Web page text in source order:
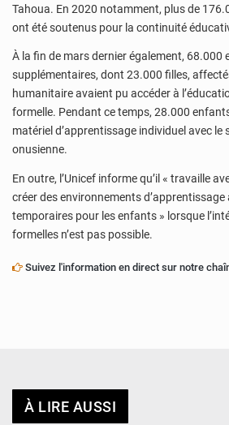
Tahoua. En 2020 notamment, plus de
ont été soutenus pour la continuité
À la fin de mars dernier également, 68.000
supplémentaires, dont 23.000 filles,
humanitaire avaient pu accéder à
formelle. Pendant ce temps, 28.000
matériel d’apprentissage individuel avec le
onusienne.
En outre, l’Unicef informe qu’il « travaille
créer des environnements
temporaires pour les enfants » lorsque
formelles n’est pas possible.
Suivez l'information en direct sur notre
À LIRE AUSSI